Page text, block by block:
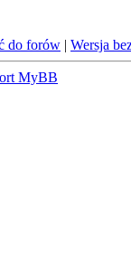
do forów | Wersja
MyBB